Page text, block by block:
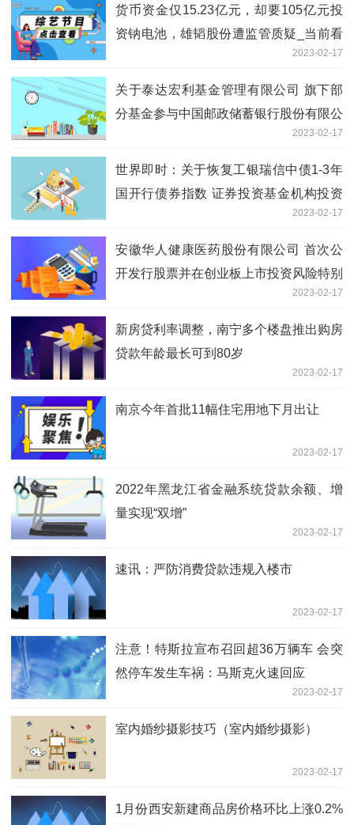
货币资金仅15.23亿元，却要105亿元投
资钠电池，雄韬股份遭监管质疑_当前看
2023-02-17
关于泰达宏利基金管理有限公司 旗下部
分基金参与中国邮政储蓄银行股份有限公
司申购 （含定期定额投资申购）费率优
惠活动的公告
2023-02-17
世界即时：关于恢复工银瑞信中债1-3年
国开行债券指数 证券投资基金机构投资
者大额申购、转换转入、 定期定额投资
业务的公告
2023-02-17
安徽华人健康医药股份有限公司 首次公
开发行股票并在创业板上市投资风险特别
2023-02-17
新房贷利率调整，南宁多个楼盘推出购房
贷款年龄最长可到80岁
2023-02-17
南京今年首批11幅住宅用地下月出让
2023-02-17
2022年黑龙江省金融系统贷款余额、增
量实现“双增”
2023-02-17
速讯：严防消费贷款违规入楼市
2023-02-17
注意！特斯拉宣布召回超36万辆车 会突
然停车发生车祸：马斯克火速回应
2023-02-17
室内婚纱摄影技巧（室内婚纱摄影）
2023-02-17
1月份西安新建商品房价格环比上涨0.2%